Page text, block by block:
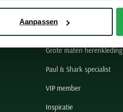
Aanpassen
Grote maten herenkleding
Paul & Shark specialist
VIP member
Inspiratie